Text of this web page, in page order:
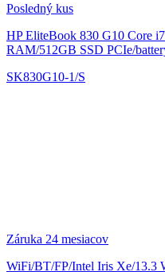
Posledný kus
HP EliteBook 830 G10 Core
RAM/512GB SSD PCIe/
SK830G10-1/S
Záruka 24 mesiacov
WiFi/BT/FP/Intel Iris Xe/13.3